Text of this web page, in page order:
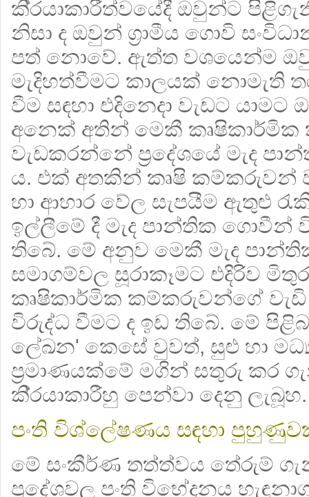
කි‍්‍රයාකාරීත්වයේදී ඔවුන්ට
නිසා ද ඔවුන් ග‍්‍රාමීය ගොවි
පත් නොවේ. ඇත්ත වශයෙන්ම
මැදිහත්වීමට කාලයක් නොමැති
වීම සඳහා එදිනෙදා වැඩට
අනෙක් අතින් මෙකී
වැඩකරන්නේ ප‍්‍රදේශයේ මැද
ය. එක් අතකින් කෘෂි කම්කරුවන්
හා ආහාර වේල සැපයීම ඇතුළු
ඉල්ලීමේ දී මැද පාන්තික ගොවීන්
තිබේ. මේ අනුව මෙකී මැද
සමාගම්වල සූරාකෑමට එදිරිව
කෘෂිකාර්මික කම්කරුවන්ගේ වැඩි
විරුද්ධ වීමට ද ඉඩ තිබේ. මේ
ලේඛන' කෙසේ වුවත්, සුළු හා
ප‍්‍රමාණයක්මේ මගින් සතුරු කර
කි‍්‍රයාකාරීහු පෙන්වා දෙනු ලැබූහ.
පංති විශ්ලේෂණය සඳහා
මේ සංකීර්ණ තත්ත්වය තේරුම්
ප‍්‍රදේශවල පංති විභේදනය